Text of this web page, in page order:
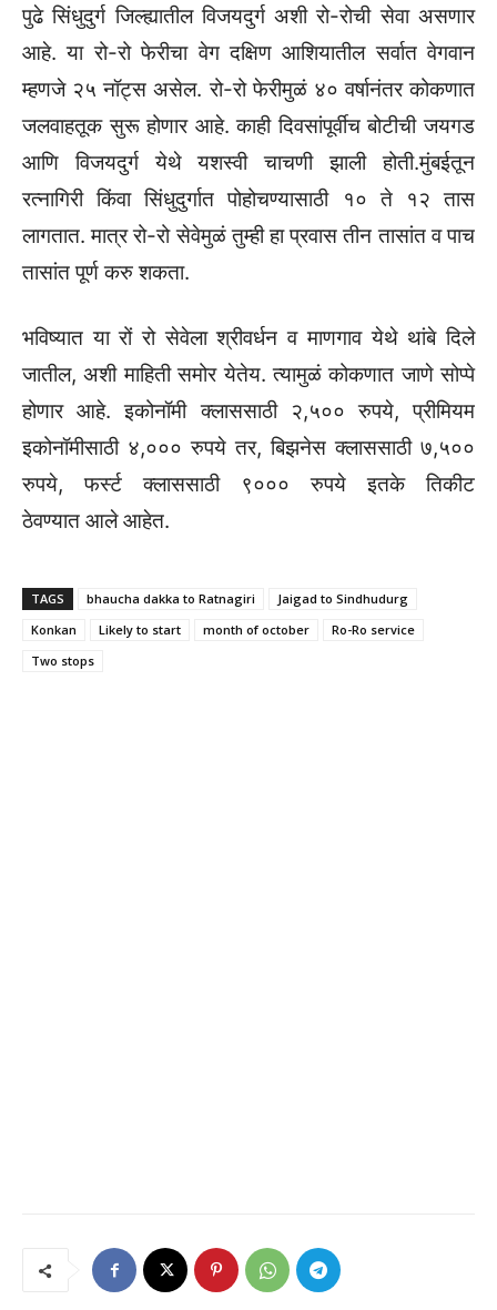
पुढे सिंधुदुर्ग जिल्ह्यातील विजयदुर्ग अशी रो-रोची सेवा असणार
आहे. या रो-रो फेरीचा वेग दक्षिण आशियातील सर्वात वेगवान
म्हणजे २५ नॉट्स असेल. रो-रो फेरीमुळं ४० वर्षानंतर कोकणात
जलवाहतूक सुरू होणार आहे. काही दिवसांपूर्वीच बोटीची जयगड
आणि विजयदुर्ग येथे यशस्वी चाचणी झाली होती.मुंबईतून
रत्नागिरी किंवा सिंधुदुर्गात पोहोचण्यासाठी १० ते १२ तास
लागतात. मात्र रो-रो सेवेमुळं तुम्ही हा प्रवास तीन तासांत व पाच
तासांत पूर्ण करु शकता.
भविष्यात या रों रो सेवेला श्रीवर्धन व माणगाव येथे थांबे दिले
जातील, अशी माहिती समोर येतेय. त्यामुळं कोकणात जाणे सोप्पे
होणार आहे. इकोनॉमी क्लाससाठी २,५०० रुपये, प्रीमियम
इकोनॉमीसाठी ४,००० रुपये तर, बिझनेस क्लाससाठी ७,५००
रुपये, फर्स्ट क्लाससाठी ९००० रुपये इतके तिकीट
ठेवण्यात आले आहेत.
TAGS bhaucha dakka to Ratnagiri
Jaigad to Sindhudurg
Konkan
Likely to start month of october
Ro-Ro service
Two stops